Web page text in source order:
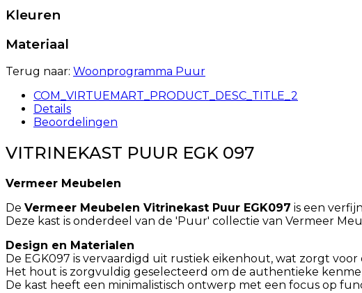
Kleuren
Materiaal
Terug naar: Woonprogramma Puur
COM_VIRTUEMART_PRODUCT_DESC_TITLE_2
Details
Beoordelingen
VITRINEKAST PUUR EGK 097
Vermeer Meubelen
De Vermeer Meubelen Vitrinekast Puur EGK097 is een
Deze kast is onderdeel van de 'Puur' collectie van Vermeer
Design en Materialen
De EGK097 is vervaardigd uit rustiek eikenhout, wat zorgt
Het hout is zorgvuldig geselecteerd om de authentieke
De kast heeft een minimalistisch ontwerp met een focus op